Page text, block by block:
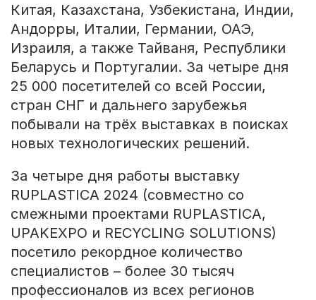
Китая, Казахстана, Узбекистана, Индии,
Андорры, Италии, Германии, ОАЭ,
Израиля, а также Тайваня, Республики
Беларусь и Португалии. За четыре дня
25 000 посетителей со всей России,
стран СНГ и дальнего зарубежья
побывали на трёх выставках в поисках
новых технологических решений.
За четыре дня работы выставку
RUPLASTICA 2024 (совместно со
смежными проектами RUPLASTICA,
UPAKEXPO и RECYCLING SOLUTIONS)
посетило рекордное количество
специалистов – более 30 тысяч
профессионалов из всех регионов